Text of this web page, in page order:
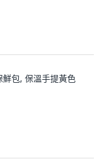
包, 保溫手提黃色